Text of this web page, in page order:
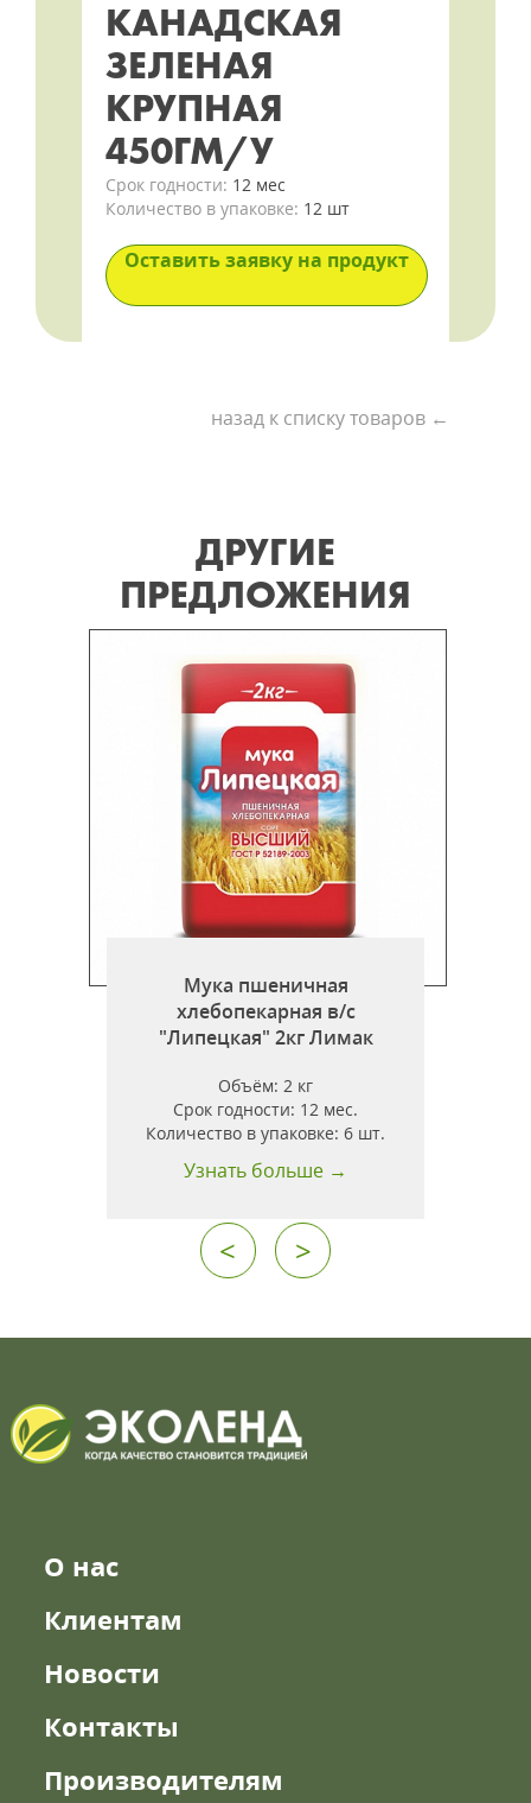
КАНАДСКАЯ
ЗЕЛЕНАЯ
КРУПНАЯ
450ГМ/У
Срок годности: 12 мес
Количество в упаковке: 12 шт
Оставить заявку на продукт
назад к списку товаров ←
ДРУГИЕ
ПРЕДЛОЖЕНИЯ
Мука пшеничная
хлебопекарная в/с
"Липецкая" 2кг Лимак
Объём:2 кг
Срок годности: 12 мес.
Количество в упаковке:6 шт.
Узнать больше →
< >
О нас
Клиентам
Новости
Контакты
Производителям